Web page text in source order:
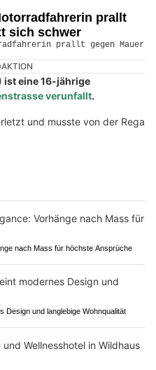
prallt
sich schwer
ist eine 16-jährige
verunfallt.
und musste von der Rega
nach Mass für höchste Ansprüche
Design und langlebige Wohnqualität